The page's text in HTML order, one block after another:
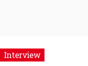
Interview